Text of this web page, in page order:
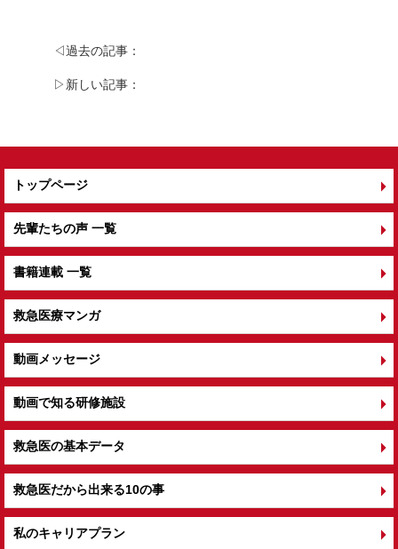
b
o
◁過去の記事：
▷新しい記事：
トップページ
先輩たちの声 一覧
書籍連載 一覧
救急医療マンガ
動画メッセージ
動画で知る研修施設
救急医の基本データ
救急医だから出来る10の事
私のキャリアプラン